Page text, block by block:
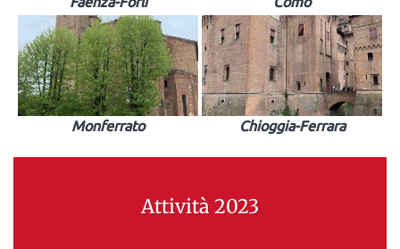
Monferrato Chioggia-Ferrara
Attività 2023